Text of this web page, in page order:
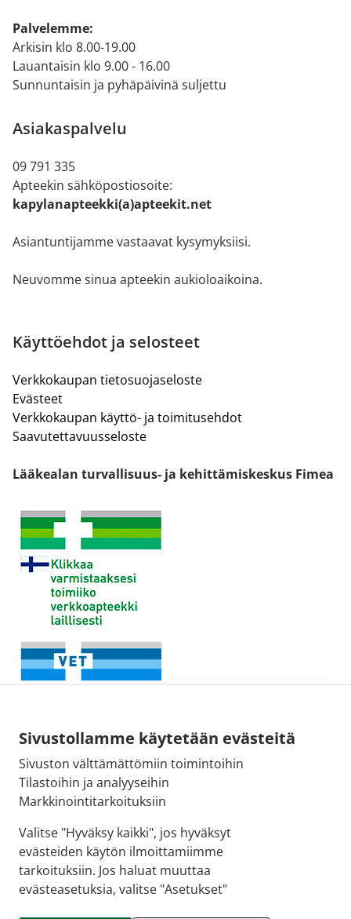
Sivustollamme käytetään evästeitä
Sivuston välttämättömiin toimintoihin
Tilastoihin ja analyyseihin
Markkinointitarkoituksiin
Valitse "Hyväksy kaikki", jos hyväksyt
evästeiden käytön ilmoittamiimme
tarkoituksiin. Jos haluat muuttaa
evästeasetuksia, valitse "Asetukset"
Palvelemme:
Arkisin klo 8.00-19.00
Lauantaisin klo 9.00 - 16.00
Sunnuntaisin ja pyhäpäivinä suljettu
Asiakaspalvelu
09 791 335
Apteekin sähköpostiosoite:
kapylanapteekki(a)apteekit.net
Asiantuntijamme vastaavat kysymyksiisi.
Neuvomme sinua apteekin aukioloaikoina.
Käyttöehdot ja selosteet
Verkkokaupan tietosuojaseloste
Evästeet
Verkkokaupan käyttö- ja toimitusehdot
Saavutettavuusseloste
Lääkealan turvallisuus- ja kehittämiskeskus Fimea
Fimean sähköpostiosoite:
Fimean vaihde:
029 522 3341